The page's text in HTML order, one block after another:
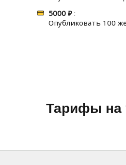
Тарифы на
5000 ₽ :
Опубликовать 100